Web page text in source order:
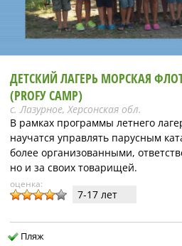
ДЕТСКИЙ ЛАГЕРЬ МОРСКАЯ
(PROFУ CAMP)
с. Лазурное, Херсонская обл.
В рамках программы летнего
научатся управлять парусным
более организованными,
но и за своих товарищей.
оценка:
7-17 лет
Пляж